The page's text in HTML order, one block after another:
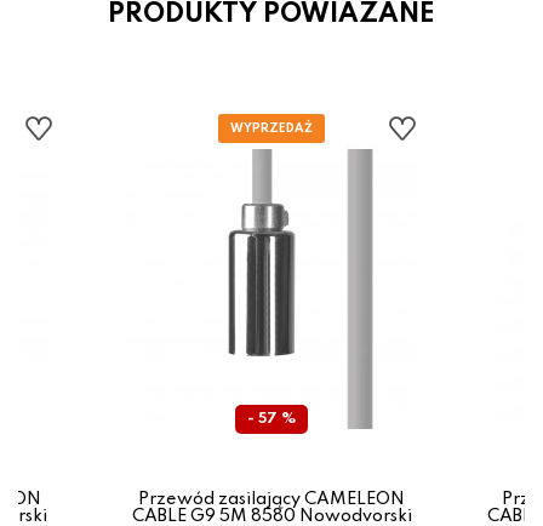
PRODUKTY POWIAZANE
- 57 %
Przewód zasilający CAMELEON
CABLE G9 5M 8580 Nowodvorski